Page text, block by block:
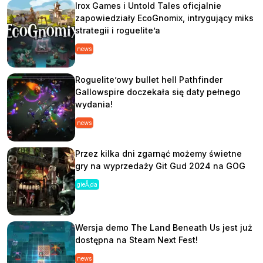
Irox Games i Untold Tales oficjalnie
zapowiedziały EcoGnomix, intrygujący miks
strategii i roguelite’a
news
Roguelite’owy bullet hell Pathfinder
Gallowspire doczekała się daty pełnego
wydania!
news
Przez kilka dni zgarnąć możemy świetne
gry na wyprzedaży Git Gud 2024 na GOG
gieÅ‚da
Wersja demo The Land Beneath Us jest już
dostępna na Steam Next Fest!
news